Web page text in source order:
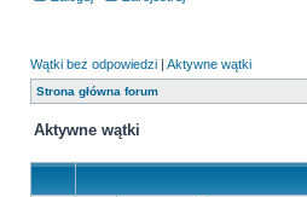
Wątki bez odpowiedzi | Aktywne wątki
Strona główna forum
Aktywne wątki